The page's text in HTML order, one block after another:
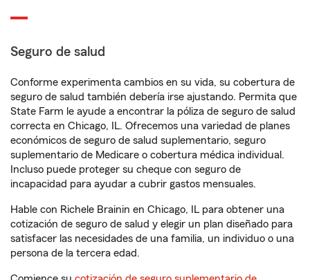
Seguro de salud
Conforme experimenta cambios en su vida, su cobertura de
seguro de salud también debería irse ajustando. Permita que
State Farm le ayude a encontrar la póliza de seguro de salud
correcta en Chicago, IL. Ofrecemos una variedad de planes
económicos de seguro de salud suplementario, seguro
suplementario de Medicare o cobertura médica individual.
Incluso puede proteger su cheque con seguro de
incapacidad para ayudar a cubrir gastos mensuales.
Hable con Richele Brainin en Chicago, IL para obtener una
cotización de seguro de salud y elegir un plan diseñado para
satisfacer las necesidades de una familia, un individuo o una
persona de la tercera edad.